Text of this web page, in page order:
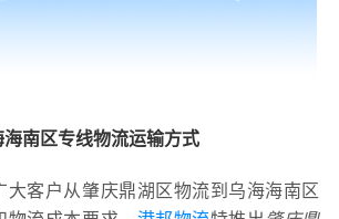
南区专线物流运输方式
大客户从肇庆鼎湖区物流到乌海海南区